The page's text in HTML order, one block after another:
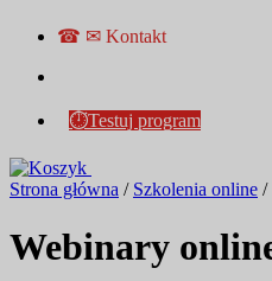
☎ ✉ Kontakt
⏱Testuj program
Strona główna / Szkolenia online /
Webinary